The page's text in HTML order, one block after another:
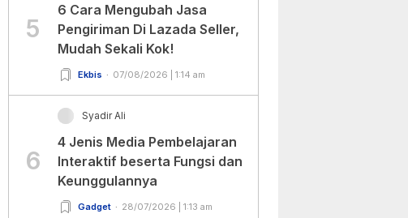
5
6 Cara Mengubah Jasa
Pengiriman Di Lazada Seller,
Mudah Sekali Kok!
Ekbis 07/08/2026 | 1:14 am
6
Syadir Ali
4 Jenis Media Pembelajaran
Interaktif beserta Fungsi dan
Keunggulannya
Gadget 28/07/2026 | 1:13 am